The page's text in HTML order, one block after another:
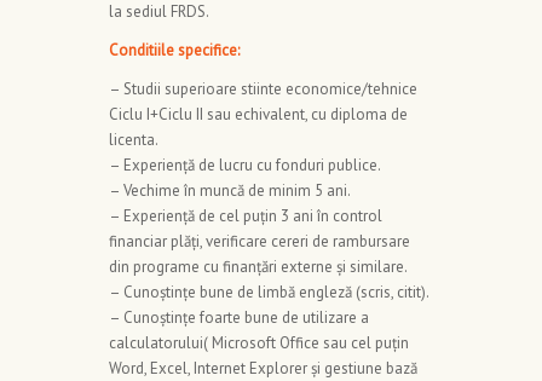
la sediul FRDS.
Conditiile specifice:
– Studii superioare stiinte economice/tehnice
Ciclu I+Ciclu II sau echivalent, cu diploma de
licenta.
– Experienţă de lucru cu fonduri publice.
– Vechime în muncă de minim 5 ani.
– Experienţă de cel puţin 3 ani în control
financiar plăţi, verificare cereri de rambursare
din programe cu finanţări externe şi similare.
– Cunoştinţe bune de limbă engleză (scris, citit).
– Cunoştinţe foarte bune de utilizare a
calculatorului( Microsoft Office sau cel puţin
Word, Excel, Internet Explorer şi gestiune bază